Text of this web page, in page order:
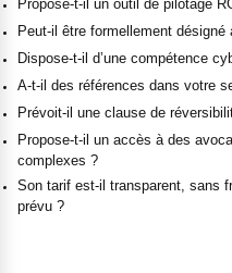
Propose-t-il un outil de pilotage
Peut-il être formellement désigné
Dispose-t-il d’une compétence
A-t-il des références dans votre
Prévoit-il une clause de
Propose-t-il un accès à des
complexes ?
Son tarif est-il transparent, sans
prévu ?